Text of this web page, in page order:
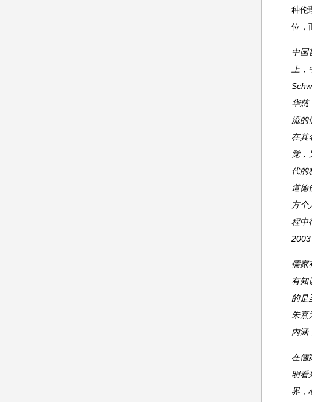
种伦
位，
中国
上
华慈
流的
在其
觉，
代的
道德
方个
程中
2003
儒家
有知
的是
朱熹
内涵
在儒
明看
界，